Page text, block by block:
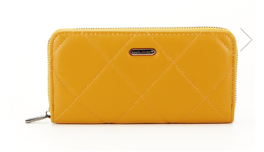
Camasi si topuri
Blugi si pantaloni
Pulovere si cardigane
Salopete
Incaltaminte toamna-iarna piele